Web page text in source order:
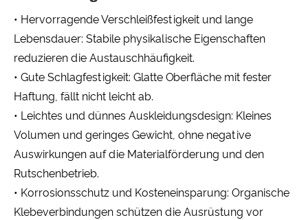
• Hervorragende Verschleißfestigkeit und lange
Lebensdauer: Stabile physikalische Eigenschaften
reduzieren die Austauschhäufigkeit.
• Gute Schlagfestigkeit: Glatte Oberfläche mit fester
Haftung, fällt nicht leicht ab.
• Leichtes und dünnes Auskleidungsdesign: Kleines
Volumen und geringes Gewicht, ohne negative
Auswirkungen auf die Materialförderung und den
Rutschenbetrieb.
• Korrosionsschutz und Kosteneinsparung: Organische
Klebeverbindungen schützen die Ausrüstung vor